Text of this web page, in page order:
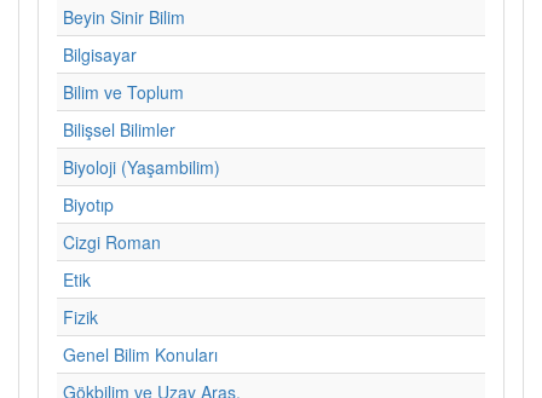
Beyin Sinir Bilim
Bilgisayar
Bilim ve Toplum
Bilişsel Bilimler
Biyoloji (Yaşambilim)
Biyotıp
Cizgi Roman
Etik
Fizik
Genel Bilim Konuları
Gökbilim ve Uzay Araş.